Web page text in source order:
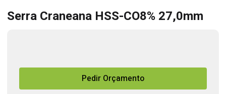
Serra Craneana HSS-CO8% 27,0mm
Serra
HSS-
Pedir Orçamento